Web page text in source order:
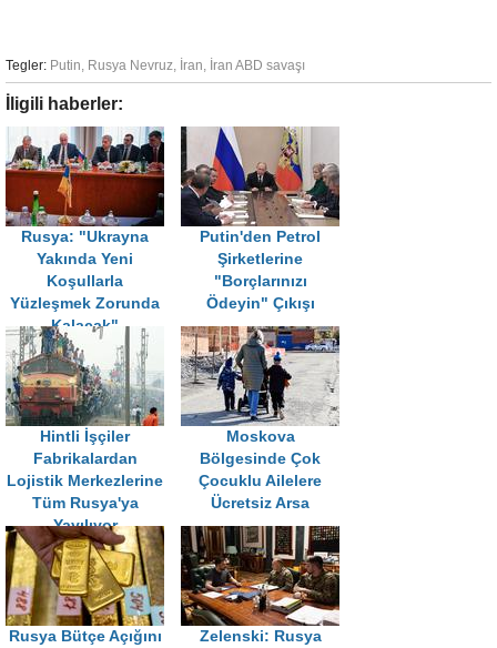
Tegler: Putin, Rusya Nevruz, İran, İran ABD savaşı
İligili haberler:
Rusya: "Ukrayna
Yakında Yeni
Koşullarla
Yüzleşmek Zorunda
Kalacak"
Putin'den Petrol
Şirketlerine
"Borçlarınızı
Ödeyin" Çıkışı
Hintli İşçiler
Fabrikalardan
Lojistik Merkezlerine
Tüm Rusya'ya
Yayılıyor
Moskova
Bölgesinde Çok
Çocuklu Ailelere
Ücretsiz Arsa
Rusya Bütçe Açığını
Zelenski: Rusya